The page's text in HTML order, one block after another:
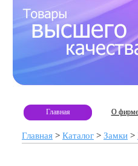
Главная О фирме
Главная > Каталог > Замки >